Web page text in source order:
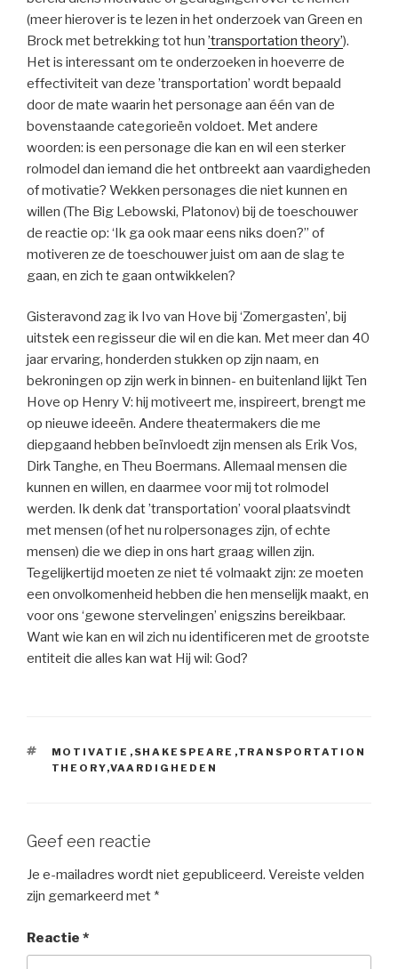
(meer hierover is te lezen in het onderzoek van Green en
Brock met betrekking tot hun ’transportation theory’).
Het is interessant om te onderzoeken in hoeverre de
effectiviteit van deze ’transportation’ wordt bepaald
door de mate waarin het personage aan één van de
bovenstaande categorieën voldoet. Met andere
woorden: is een personage die kan en wil een sterker
rolmodel dan iemand die het ontbreekt aan vaardigheden
of motivatie? Wekken personages die niet kunnen en
willen (The Big Lebowski, Platonov) bij de toeschouwer
de reactie op: ‘Ik ga ook maar eens niks doen?” of
motiveren ze de toeschouwer juist om aan de slag te
gaan, en zich te gaan ontwikkelen?
Gisteravond zag ik Ivo van Hove bij ‘Zomergasten’, bij
uitstek een regisseur die wil en die kan. Met meer dan 40
jaar ervaring, honderden stukken op zijn naam, en
bekroningen op zijn werk in binnen- en buitenland lijkt Ten
Hove op Henry V: hij motiveert me, inspireert, brengt me
op nieuwe ideeën. Andere theatermakers die me
diepgaand hebben beïnvloedt zijn mensen als Erik Vos,
Dirk Tanghe, en Theu Boermans. Allemaal mensen die
kunnen en willen, en daarmee voor mij tot rolmodel
werden. Ik denk dat ’transportation’ vooral plaatsvindt
met mensen (of het nu rolpersonages zijn, of echte
mensen) die we diep in ons hart graag willen zijn.
Tegelijkertijd moeten ze niet té volmaakt zijn: ze moeten
een onvolkomenheid hebben die hen menselijk maakt, en
voor ons ‘gewone stervelingen’ enigszins bereikbaar.
Want wie kan en wil zich nu identificeren met de grootste
entiteit die alles kan wat Hij wil: God?
TAGS
MOTIVATIE , SHAKESPEARE ,TRANSPORTATION
THEORY,VAARDIGHEDEN
Geef een reactie
Je e-mailadres wordt niet gepubliceerd. Vereiste velden
zijn gemarkeerd met *
Reactie *